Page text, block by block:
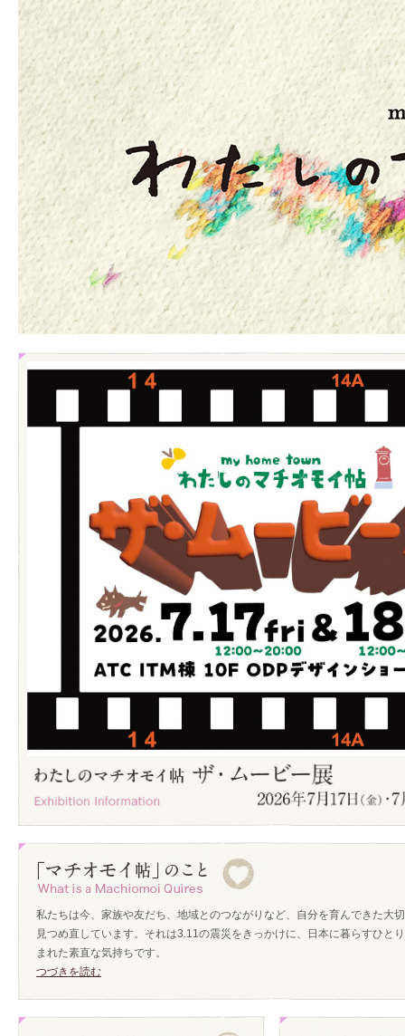
私たちは今、家族や友だち、地域とのつながりなど、自分を育んできた大
見つめ直しています。それは3.11の震災をきっかけに、日本に暮らすひと
まれた素直な気持ちです。
つづきを読む